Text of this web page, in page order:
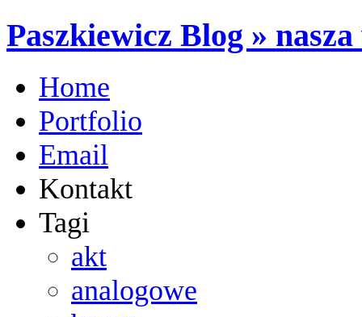
Paszkiewicz Blog »
Home
Portfolio
Email
Kontakt
Tagi
akt
analogowe